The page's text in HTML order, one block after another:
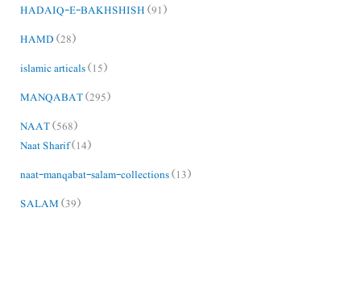
HADAIQ-E-BAKHSHISH(91)
HAMD(28)
islamic articals(15)
MANQABAT(295)
NAAT(568)
Naat Sharif(14)
naat-manqabat-salam-collections(13)
SALAM(39)